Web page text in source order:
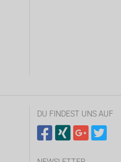
DU FINDEST UNS AUF